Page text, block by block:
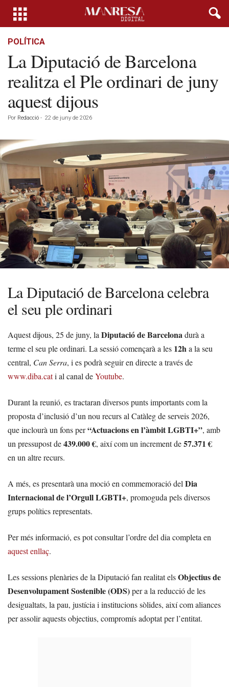
POLÍTICA
La Diputació de Barcelona
realitza el Ple ordinari de juny
aquest dijous
Por Redacció - 22 de juny de 2026
La Diputació de Barcelona celebra
el seu ple ordinari
Aquest dijous, 25 de juny, la Diputació de Barcelonadurà a
terme el seu ple ordinari. La sessió començarà a les 12ha la seu
central, Can Serra, i es podrà seguir en directe a través de
www.diba.cati al canal deYoutube.
Durant la reunió, es tractaran diversos punts importants com la
proposta d’inclusió d’un nou recurs al Catàleg de serveis 2026,
que inclourà un fons per“Actuacions en l’àmbit LGBTI+”, amb
un pressupost de439.000 €, així com un increment de57.371 €
en un altre recurs.
A més, es presentarà una moció en commemoració del Dia
Internacional de l’Orgull LGBTI+, promoguda pels diversos
grups polítics representats.
Per més informació, es pot consultar l’ordre del dia completa en
aquest enllaç.
Les sessions plenàries de la Diputació fan realitat elsObjectius de
Desenvolupament Sostenible (ODS)per a la reducció de les
desigualtats, la pau, justícia i institucions sòlides, així com aliances
per assolir aquests objectius, compromís adoptat per l’entitat.